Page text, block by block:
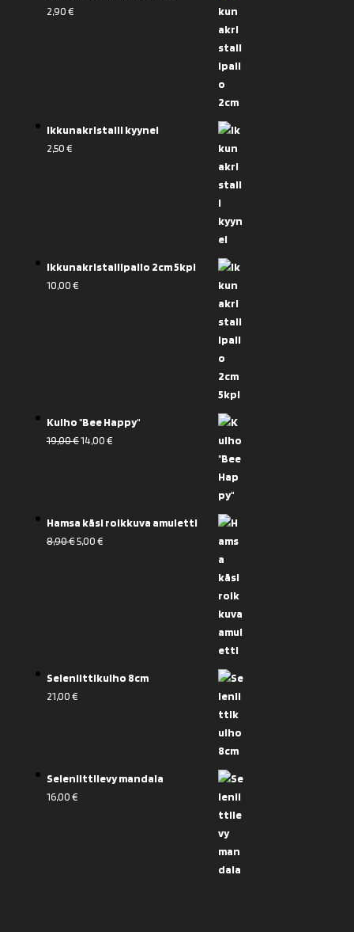
2,90€
Ikkunakristalli kyynel
2,50€
Ikkunakristallipallo 2cm 5kpl
10,00€
Kulho "Bee Happy"
19,00€Alkuperäinen
14,00€Nykyinen
Hamsa käsi roikkuva amuletti
8,90€Alkuperäinen
5,00€Nykyinen
Seleniittikulho 8cm
21,00€
Seleniittilevy mandala
16,00€